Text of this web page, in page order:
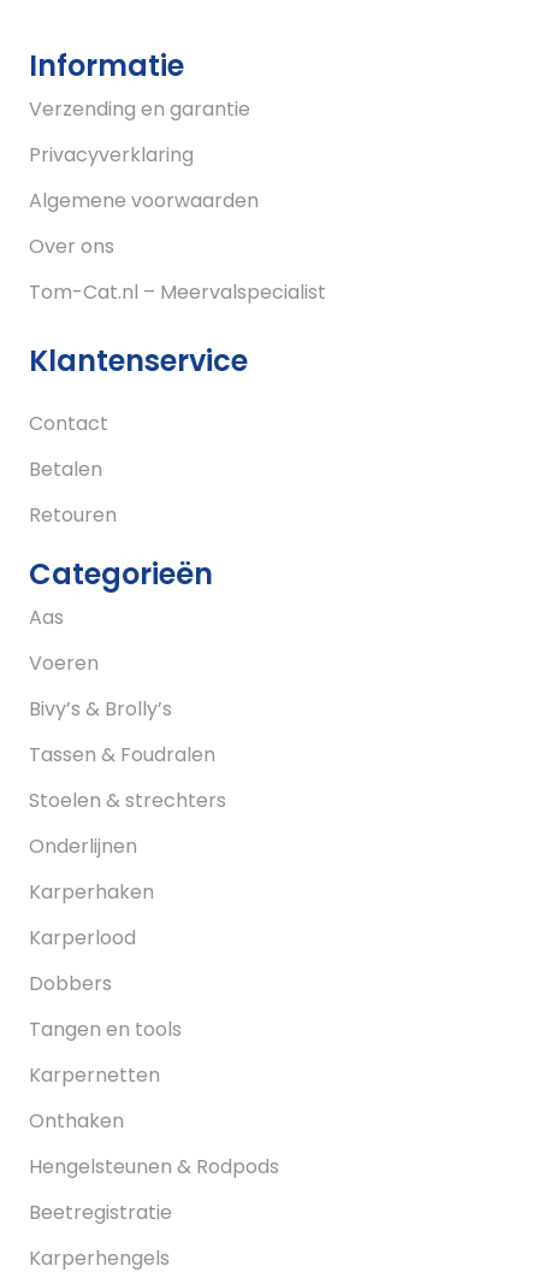
Informatie
Verzending en garantie
Privacyverklaring
Algemene voorwaarden
Over ons
Tom-Cat.nl – Meervalspecialist
Klantenservice
Contact
Betalen
Retouren
Categorieën
Aas
Voeren
Bivy’s & Brolly’s
Tassen & Foudralen
Stoelen & strechters
Onderlijnen
Karperhaken
Karperlood
Dobbers
Tangen en tools
Karpernetten
Onthaken
Hengelsteunen & Rodpods
Beetregistratie
Karperhengels